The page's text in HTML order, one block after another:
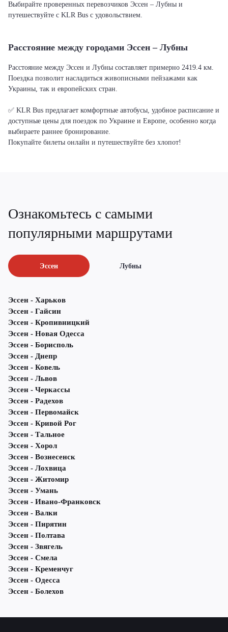
Выбирайте проверенных перевозчиков Эссен – Лубны и
путешествуйте с KLR Bus с удовольствием.
Расстояние между городами Эссен – Лубны
Расстояние между Эссен и Лубны составляет примерно 2419.4 км.
Поездка позволит насладиться живописными пейзажами как
Украины, так и европейских стран.
✅ KLR Bus предлагает комфортные автобусы, удобное расписание и
доступные цены для поездок по Украине и Европе, особенно когда
выбираете раннее бронирование.
Покупайте билеты онлайн и путешествуйте без хлопот!
Ознакомьтесь с самыми
популярными маршрутами
Эссен Лубны
Эссен - Харьков
Эссен - Гайсин
Эссен - Кропивницкий
Эссен - Новая Одесса
Эссен - Борисполь
Эссен - Днепр
Эссен - Ковель
Эссен - Львов
Эссен - Черкассы
Эссен - Радехов
Эссен - Первомайск
Эссен - Кривой Рог
Эссен - Тальное
Эссен - Хорол
Эссен - Вознесенск
Эссен - Лохвица
Эссен - Житомир
Эссен - Умань
Эссен - Ивано-Франковск
Эссен - Валки
Эссен - Пирятин
Эссен - Полтава
Эссен - Звягель
Эссен - Смела
Эссен - Кременчуг
Эссен - Одесса
Эссен - Болехов